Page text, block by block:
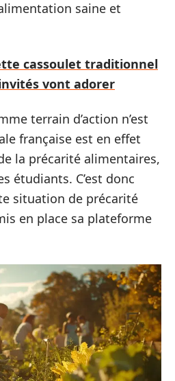
saine et
cassoulet traditionnel
vont adorer
terrain d’action n’est
française est en effet
la précarité alimentaires,
étudiants. C’est donc
situation de précarité
en place sa plateforme